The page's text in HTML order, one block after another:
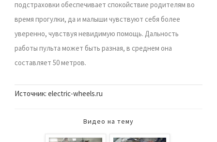
подстраховки обеспечивает спокойствие родителям во
время прогулки, да и малыши чувствуют себя более
уверенно, чувствуя невидимую помощь. Дальность
работы пульта может быть разная, в среднем она
составляет 50 метров.
Источник: electric-wheels.ru
Видео на тему